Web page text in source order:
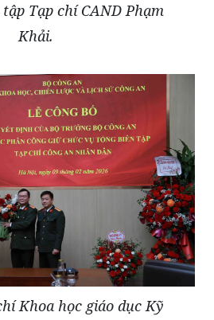
Tạp chí CAND Phạm
Khải.
Khoa học giáo dục Kỹ